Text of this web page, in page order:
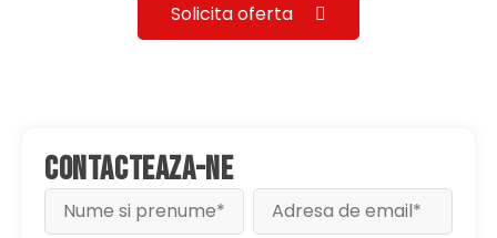
Solicita oferta
CONTACTEAZA-NE